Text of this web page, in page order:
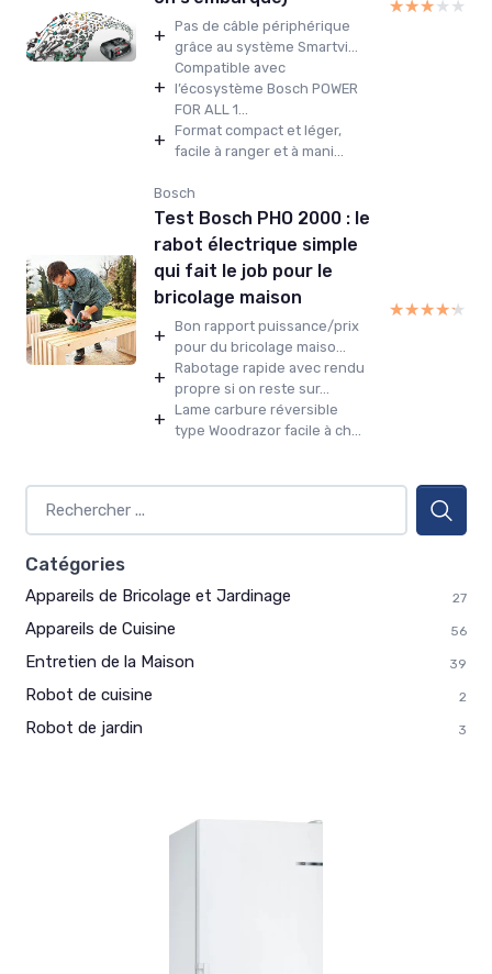
+ Pas de câble périphérique
grâce au système Smartvi...
+
Compatible avec
l’écosystème Bosch POWER
FOR ALL 1...
+ Format compact et léger,
facile à ranger et à mani...
★★★★★
★★★★★
Bosch
Test Bosch PHO 2000 : le
rabot électrique simple
qui fait le job pour le
bricolage maison
+ Bon rapport puissance/prix
pour du bricolage maiso...
+ Rabotage rapide avec rendu
propre si on reste sur...
+ Lame carbure réversible
type Woodrazor facile à ch...
★★★★★
★★★★★
Catégories
Appareils de Bricolage et Jardinage 27
Appareils de Cuisine 56
Entretien de la Maison 39
Robot de cuisine 2
Robot de jardin 3